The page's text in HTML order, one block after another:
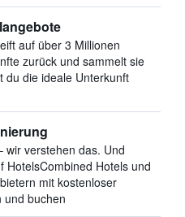
auf über 3 Millionen
zurück und sammelt sie
du die ideale Unterkunft
wir verstehen das. Und
HotelsCombined Hotels und
mit kostenloser
und buchen